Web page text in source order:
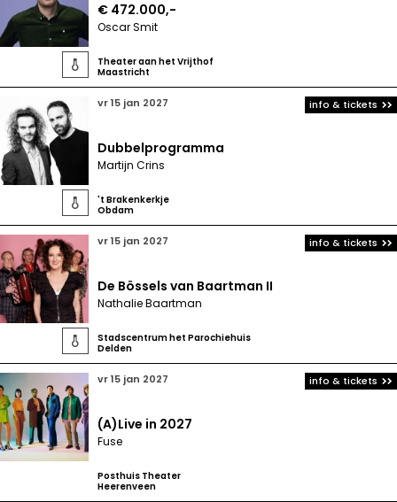

€ 472.000,-
Oscar Smit
Theater aan het Vrijthof
Maastricht

vr 15 jan 2027
Dubbelprogramma
Martijn Crins
't Brakenkerkje
Obdam
info & tickets

vr 15 jan 2027
De Bössels van Baartman II
Nathalie Baartman
Stadscentrum het Parochiehuis
Delden
info & tickets
vr 15 jan 2027
(A)Live in 2027
Fuse
Posthuis Theater
Heerenveen
info & tickets